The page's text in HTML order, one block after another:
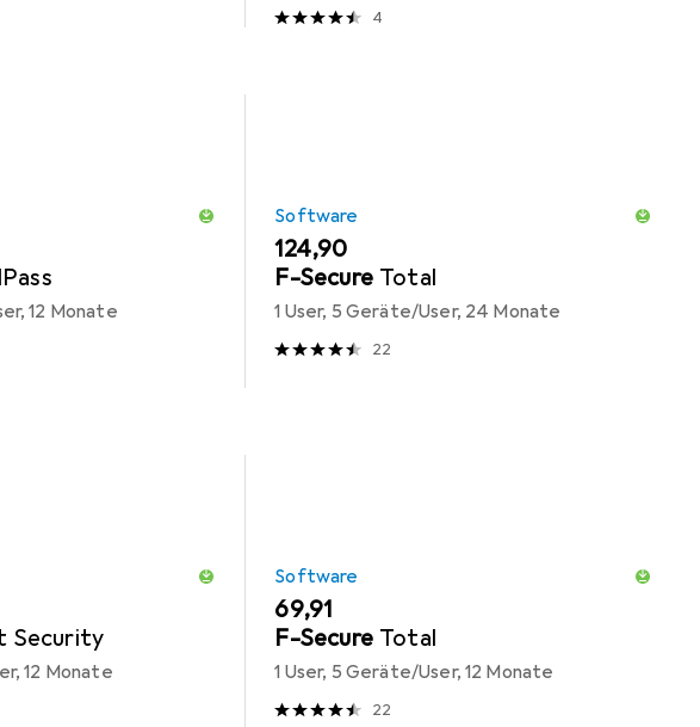
4
12 Monate
Software
EUR
124,90
F-Secure Total
1 User, 5 Geräte/User, 24 Monate
22
Security
12 Monate
Software
EUR
69,91
F-Secure Total
1 User, 5 Geräte/User, 12 Monate
22